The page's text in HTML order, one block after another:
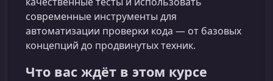
современные инструменты для
автоматизации проверки кода — от базовых
концепций до продвинутых техник.
Что вас ждёт в этом курсе